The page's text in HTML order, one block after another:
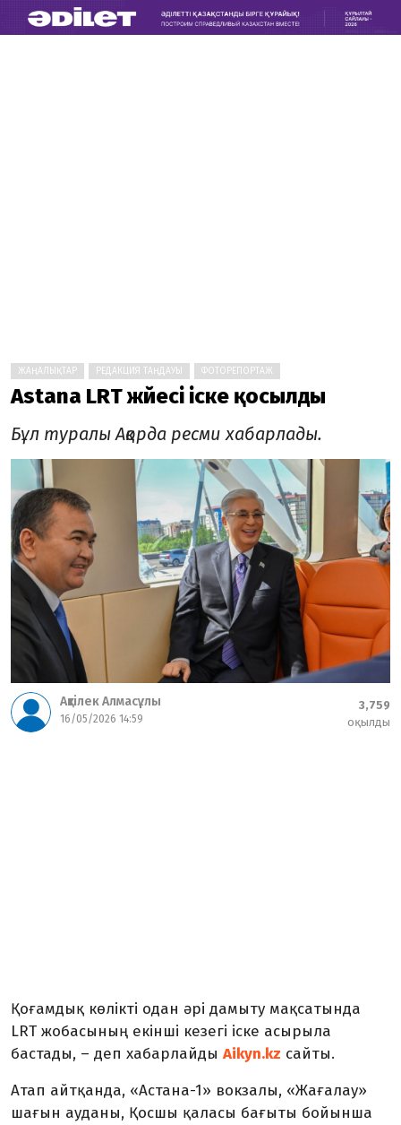
ЖАҢАЛЫҚТАР РЕДАКЦИЯ ТАҢДАУЫ ФОТОРЕПОРТАЖ
Astana LRT жүйесі іске қосылды
Бұл туралы Ақорда ресми хабарлады.
Ақтілек Алмасұлы
16/05/2026 14:59
3,759
оқылды
Қоғамдық көлікті одан әрі дамыту мақсатында
LRT жобасының екінші кезегі іске асырыла
бастады, – деп хабарлайды Aikyn.kz сайты.
Атап айтқанда, «Астана-1» вокзалы, «Жағалау»
шағын ауданы, Қосшы қаласы бағыты бойынша